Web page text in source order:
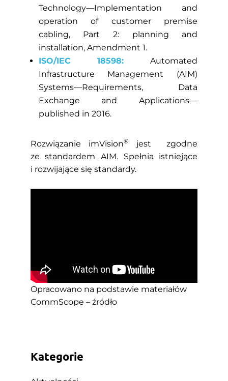
Technology—Implementation and
operation of customer premise
cabling, Part 2: planning and
installation, Amendment 1.
ISO/IEC 18598: Automated
Infrastructure Management (AIM)
Systems—Requirements, Data
Exchange and Applications—
published in 2016.
Rozwiązanie imVision®
jest zgodne
ze standardem AIM. Spełnia istniejące
i rozwijające się standardy.
Opracowano na podstawie materiałów
CommScope – źródło
Kategorie